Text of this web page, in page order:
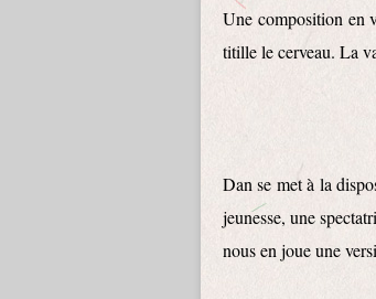
Une composition en
titille le cerveau. La
Dan se met à la
jeunesse, une
nous en joue une